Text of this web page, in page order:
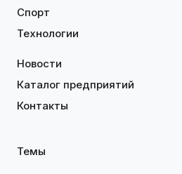
Спорт
Технологии
Новости
Каталог предприятий
Контакты
Темы